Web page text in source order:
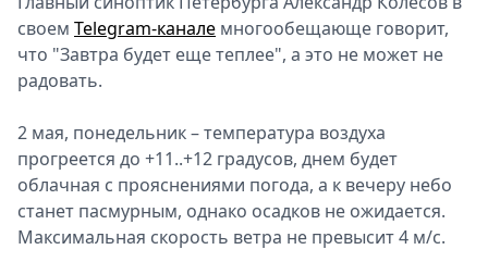
своем Telegram-канале многообещающе говорит,
что "Завтра будет еще теплее", а это не может не
радовать.
2 мая, понедельник – температура воздуха
прогреется до +11..+12 градусов, днем будет
облачная с прояснениями погода, а к вечеру небо
станет пасмурным, однако осадков не ожидается.
Максимальная скорость ветра не превысит 4 м/с.